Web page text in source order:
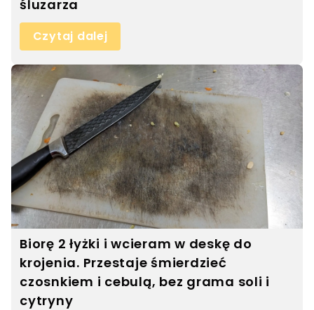
śluzarza
Czytaj dalej
Biorę 2 łyżki i wcieram w deskę do
krojenia. Przestaje śmierdzieć
czosnkiem i cebulą, bez grama soli i
cytryny